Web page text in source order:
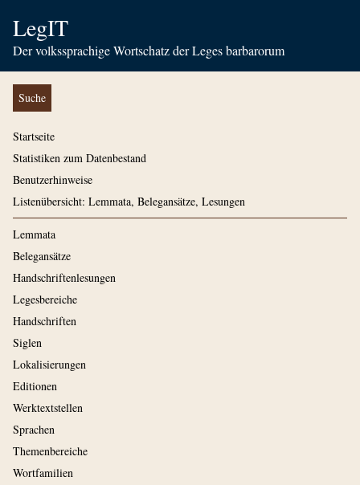
LegIT
Der volkssprachige Wortschatz der Leges barbarorum
Suche
Startseite
Statistiken zum Datenbestand
Benutzerhinweise
Listenübersicht: Lemmata, Belegansätze, Lesungen
Lemmata
Belegansätze
Handschriftenlesungen
Legesbereiche
Handschriften
Siglen
Lokalisierungen
Editionen
Werktextstellen
Sprachen
Themenbereiche
Wortfamilien